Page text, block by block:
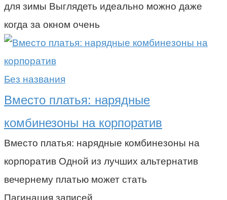
для зимы Выглядеть идеально можно даже
когда за окном очень
Без названия
Вместо платья: нарядные
комбинезоны на корпоратив
Вместо платья: нарядные комбинезоны на
корпоратив Одной из лучших альтернатив
вечернему платью может стать
Пагинация записей